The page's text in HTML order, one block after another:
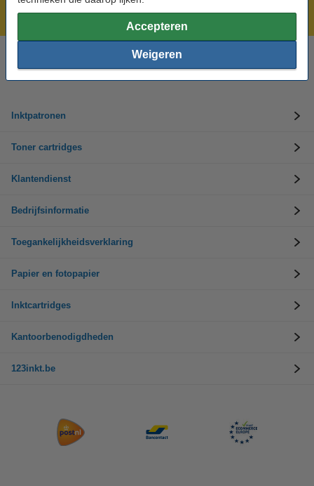
Accepteren
Weigeren
Laagsteprijsgarantie!
Hulp nodig? Bel ons op +32 (0)9 39 64 123
Op werkdagen van 8.30 tot 17 uur
Inktpatronen
Toner cartridges
Klantendienst
Bedrijfsinformatie
Toegankelijkheidsverklaring
Papier en fotopapier
Inktcartridges
Kantoorbenodigdheden
123inkt.be